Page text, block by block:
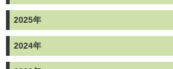
2025年
2024年